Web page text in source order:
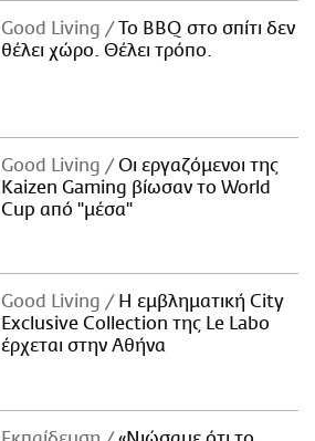
Good Living
Το BBQ στο σπίτι δεν
θέλει χώρο. Θέλει τρόπο.
Good Living
Οι εργαζόμενοι της
Kaizen Gaming βίωσαν το World
Cup από "μέσα"
Good Living
Η εμβληματική City
Exclusive Collection της Le Labo
έρχεται στην Αθήνα